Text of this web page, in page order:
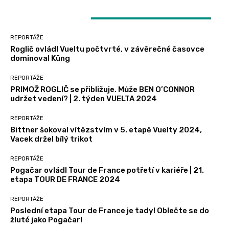
REPORTÁŽE
Roglič ovládl Vueltu počtvrté, v závěrečné časovce
dominoval Küng
REPORTÁŽE
PRIMOŽ ROGLIČ se přibližuje. Může BEN O’CONNOR
udržet vedení? | 2. týden VUELTA 2024
REPORTÁŽE
Bittner šokoval vítězstvím v 5. etapě Vuelty 2024,
Vacek držel bílý trikot
REPORTÁŽE
Pogačar ovládl Tour de France potřetí v kariéře | 21.
etapa TOUR DE FRANCE 2024
REPORTÁŽE
Poslední etapa Tour de France je tady! Oblečte se do
žluté jako Pogačar!